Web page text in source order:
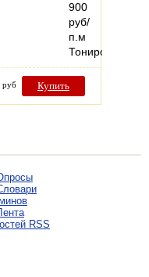
900
руб/
п.м
руб Купить
RSS